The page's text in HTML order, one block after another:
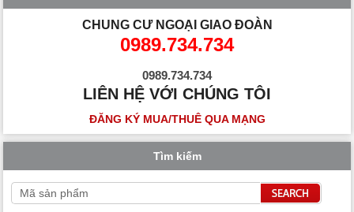
CHUNG CƯ NGOẠI GIAO ĐOÀN
0989.734.734
0989.734.734
LIÊN HỆ VỚI CHÚNG TÔI
ĐĂNG KÝ MUA/THUÊ QUA MẠNG
Tìm kiếm